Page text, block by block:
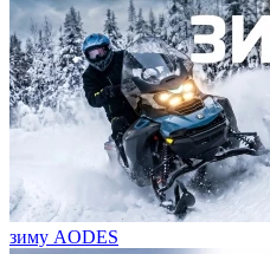
зиму AODES